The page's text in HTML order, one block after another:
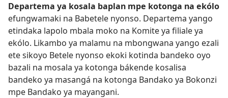
Departema ya kosala baplan mpe kotonga na ekólo
efungwamaki na Babetele nyonso. Departema yango
etindaka lapolo mbala moko na Komite ya filiale ya
ekólo. Likambo ya malamu na mbongwana yango ezali
ete sikoyo Betele nyonso ekoki kotinda bandeko oyo
bazali na mosala ya kotonga bákende kosalisa
bandeko ya masangá na kotonga Bandako ya Bokonzi
mpe Bandako ya mayangani.